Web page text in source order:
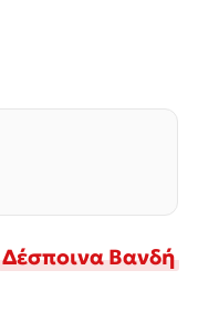
Δέσποινα Βανδή